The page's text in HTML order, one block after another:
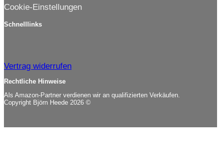
Cookie-Einstellungen
Schnelllinks
Vertrag widerrufen
Rechtliche Hinweise
Als Amazon-Partner verdienen wir an qualifizierten Verkäufen.
Copyright Björn Heede 2026 ©